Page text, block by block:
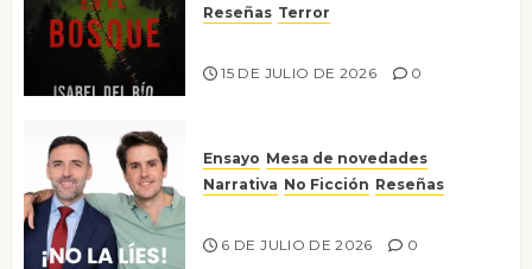
Reseñas Terror
15 DE JULIO DE 2026 0
Ensayo Mesa de novedades
Narrativa No Ficción Reseñas
6 DE JULIO DE 2026 0